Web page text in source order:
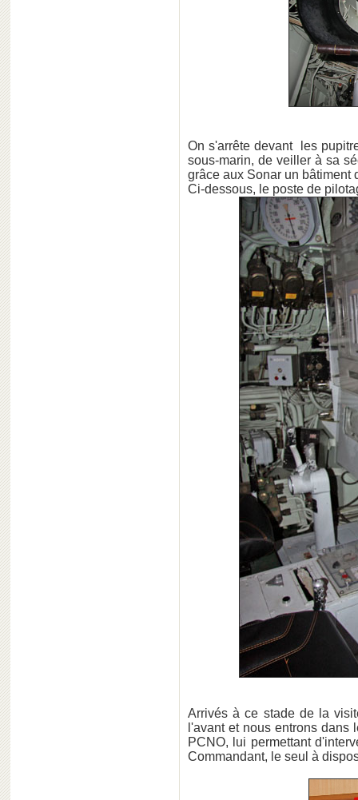
On s'arrête devant les
sous-marin, de veiller à sa
grâce aux Sonar un bâtiment
Ci-dessous, le poste de
Arrivés à ce stade de la
l'avant et nous entrons
PCNO, lui permettant
Commandant, le seul à